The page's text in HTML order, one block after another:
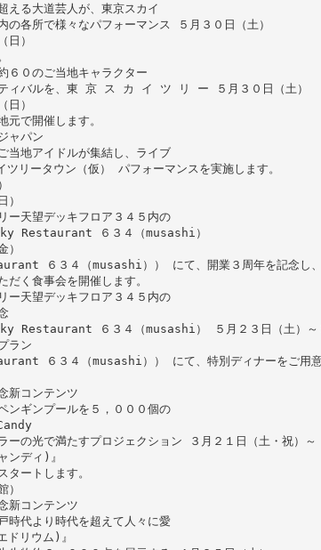
える大道芸人が、東京スカイ
の各所で様々なパフォーマンス ５月３０日（土）
日）
６０のご当地キャラクター
ィバルを、東 京 ス カ イ ツ リ ー ５月３０日（土）
日）
元で開催します。
ャパン
当地アイドルが集結し、ライブ
リータウン（仮） パフォーマンスを実施します。
）
ー天望デッキフロア３４５内の
Restaurant ６３４（musashi）
）
６３４（musashi）） にて、開業３周年を記念し、
だく食事会を開催します。
ー天望デッキフロア３４５内の
Restaurant ６３４（musashi） ５月２３日（土）～
ラン
６３４（musashi）） にて、特別ディナーをご用意
新コンテンツ
ンギンプールを５，０００個の
ーの光で満たすプロジェクション ３月２１日（土・祝）～
ンディ)』
タートします。
）
新コンテンツ
時代より時代を超えて人々に愛
ドリウム)』